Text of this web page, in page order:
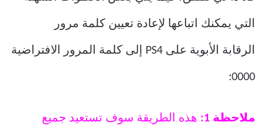
التي يمكنك اتباعها لإعادة تعيين كلمة مرور
الرقابة الأبوية على PS4 إلى كلمة المرور الافتراضية
0000:
ملاحظة 1: هذه الطريقة سوف تستعيد جميع